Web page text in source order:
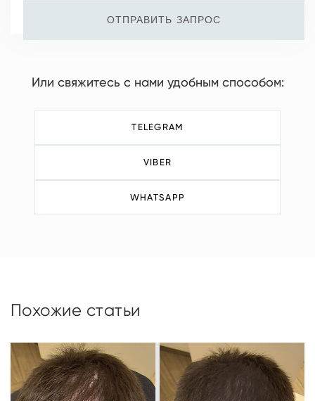
ОТПРАВИТЬ ЗАПРОС
Или свяжитесь с нами удобным способом:
TELEGRAM
VIBER
WHATSAPP
Похожие статьи